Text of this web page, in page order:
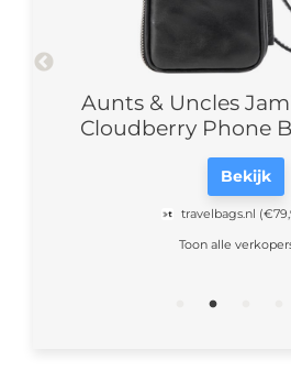
Aunts & Uncles
Cloudberry Phone
Bekijk
travelbags.nl
Toon alle